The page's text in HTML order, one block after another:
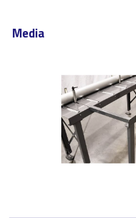
Media